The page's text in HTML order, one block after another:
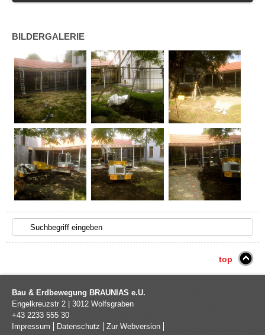
BILDERGALERIE
top
Bau & Erdbewegung BRAUNIAS e.U.
Engelkreuzstr 2
3012 Wolfsgraben
+43 2233 555 30
Impressum
Datenschutz Zur Webversion